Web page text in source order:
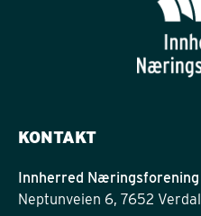
KONTAKT
Innherred Næringsforening
Neptunveien 6, 7652 Verdal